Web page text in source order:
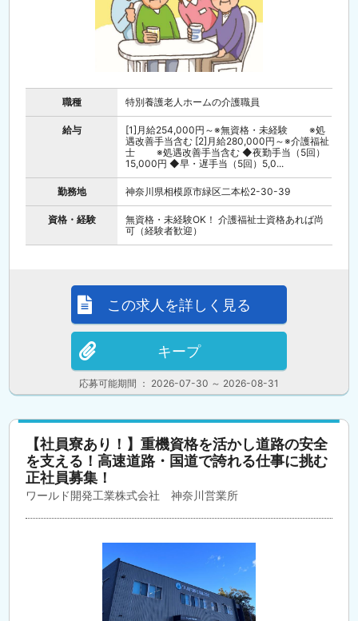
職種 特別養護老人ホームの介護職員
給与
[1]月給254,000円～※無資格・未経験 ※処
遇改善手当含む [2]月給280,000円～※介護福祉
士 ※処遇改善手当含む ◆夜勤手当（5回）
15,000円 ◆早・遅手当（5回）5,0...
勤務地 神奈川県相模原市緑区二本松2-30-39
資格・経験
無資格・未経験OK！ 介護福祉士資格あれば尚
可（経験者歓迎）
応募可能期間 ： 2026-07-30 ～ 2026-08-31
この求人を詳しく見る
キープ
【社員寮あり！】重機資格を活かし道路の安全
を支える！高速道路・国道で誇れる仕事に挑む
正社員募集！
ワールド開発工業株式会社 神奈川営業所